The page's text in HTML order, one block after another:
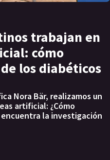
trabajan en
cómo
los diabéticos
Nora Bär, realizamos un
artificial: ¿Cómo
la investigación